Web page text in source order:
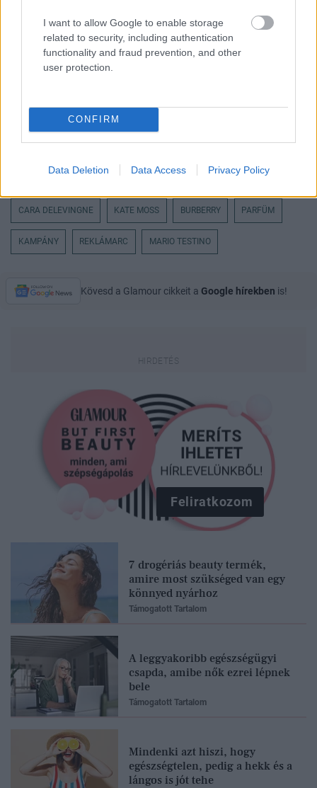
I want to allow Google to enable storage
related to security, including authentication
functionality and fraud prevention, and other
user protection.
CONFIRM
Data Deletion Data Access Privacy Policy
CARA DELEVINGNE KATE MOSS BURBERRY PARFÜM
KAMPÁNY REKLÁMARC MARIO TESTINO
Kövesd a Glamour cikkeit a Google hírekben is!
Feliratkozom
7 drogériás beauty termék,
amire most szükséged van egy
könnyed nyárhoz
Támogatott Tartalom
A leggyakoribb egészségügyi
csapda, amibe nők ezrei lépnek
bele
Támogatott Tartalom
Mindenki azt hiszi, hogy
egészségtelen, pedig a hekk és a
lángos is jót tehe